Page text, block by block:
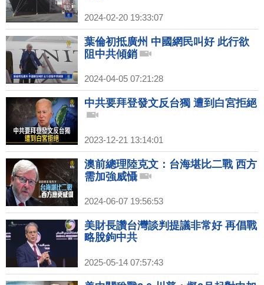
2024-02-20 19:33:07
葉倫初抵廣州 中國網民叫好 此行欲
阻中共傾銷
2024-04-05 07:21:28
中共要拜登發文反台獨 遭到白宮拒絕
2023-12-21 13:14:01
澳前總理陸克文：台海堪比二戰 西方
需加強威懾
2024-06-07 19:56:53
美財長讚台灣談判提議非常好 再倡戰
略脫鉤中共
2025-05-14 07:57:43